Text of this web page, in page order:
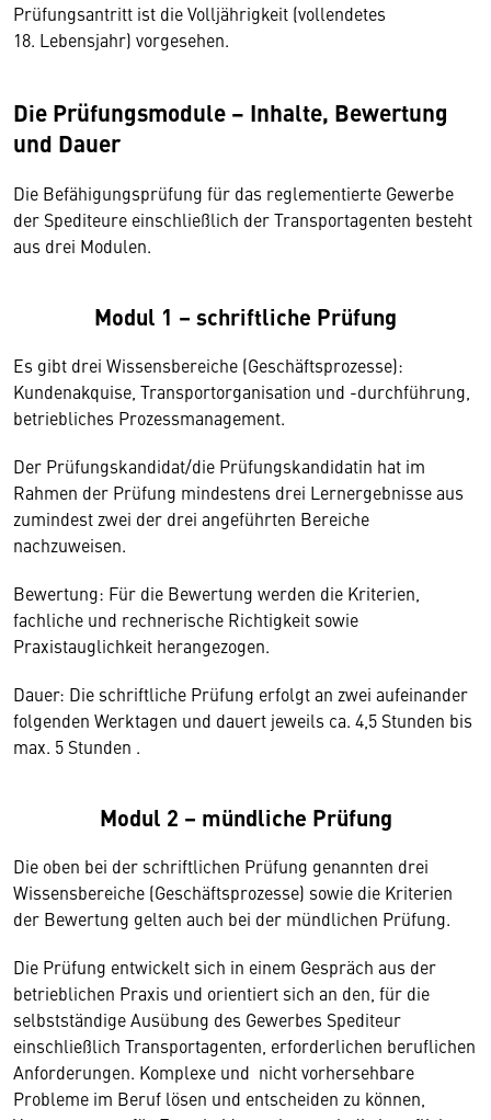
Prüfungsantritt ist die Volljährigkeit (vollendetes
18. Lebensjahr) vorgesehen.
Die Prüfungsmodule – Inhalte, Bewertung
und Dauer
Die Befähigungsprüfung für das reglementierte Gewerbe
der Spediteure einschließlich der Transportagenten besteht
aus drei Modulen.
Modul 1 – schriftliche Prüfung
Es gibt drei Wissensbereiche (Geschäftsprozesse):
Kundenakquise, Transportorganisation und -durchführung,
betriebliches Prozessmanagement.
Der Prüfungskandidat/die Prüfungskandidatin hat im
Rahmen der Prüfung mindestens drei Lernergebnisse aus
zumindest zwei der drei angeführten Bereiche
nachzuweisen.
Bewertung: Für die Bewertung werden die Kriterien,
fachliche und rechnerische Richtigkeit sowie
Praxistauglichkeit herangezogen.
Dauer: Die schriftliche Prüfung erfolgt an zwei aufeinander
folgenden Werktagen und dauert jeweils ca. 4,5 Stunden bis
max. 5 Stunden .
Modul 2 – mündliche Prüfung
Die oben bei der schriftlichen Prüfung genannten drei
Wissensbereiche (Geschäftsprozesse) sowie die Kriterien
der Bewertung gelten auch bei der mündlichen Prüfung.
Die Prüfung entwickelt sich in einem Gespräch aus der
betrieblichen Praxis und orientiert sich an den, für die
selbstständige Ausübung des Gewerbes Spediteur
einschließlich Transportagenten, erforderlichen beruflichen
Anforderungen. Komplexe und nicht vorhersehbare
Probleme im Beruf lösen und entscheiden zu können,